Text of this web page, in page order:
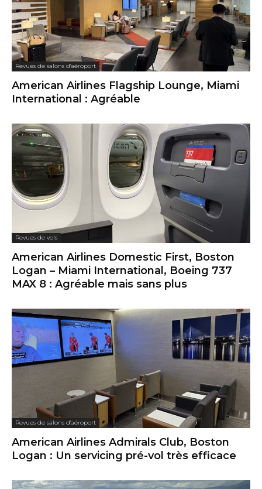
Revues de salons d'aéroport
American Airlines Flagship Lounge, Miami
International : Agréable
Revues de vols
American Airlines Domestic First, Boston
Logan – Miami International, Boeing 737
MAX 8 : Agréable mais sans plus
Revues de salons d'aéroport
American Airlines Admirals Club, Boston
Logan : Un servicing pré-vol très efficace